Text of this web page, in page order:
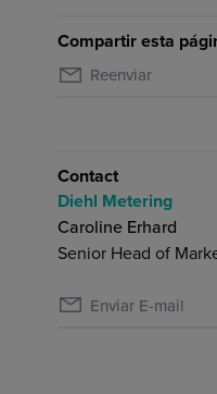
Compartir esta
Reenviar
Contact
Diehl Metering
Caroline Erhard
Senior Head of
Enviar E-mail